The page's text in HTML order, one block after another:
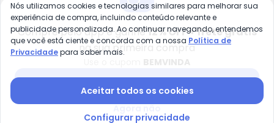
Ao enviar o cadastro, você concorda com a nossa Política
de Privacidade
Posthaus é uma marca da Posthaus Ltda / CNPJ:
80.462.138/0001-41
Endereço: Rua Werner Duwe, 202 Bairro Badenfurt -
89.070-700 - Blumenau/SC
Compre pelo app e ganhe12% OFF + frete grátis
na sua primeira compra
Nós utilizamos cookies e tecnologias similares para melhorar sua
experiência de compra, incluindo conteúdo relevante e
publicidade personalizada. Ao continuar navegando, entendemos
que você está ciente e concorda com a nossa Política de
Privacidadepara saber mais.
Aceitar todos os cookies
Configurar privacidade